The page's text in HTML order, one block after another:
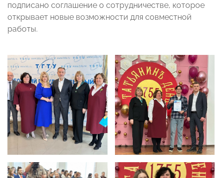
подписано соглашение о сотрудничестве, которое
открывает новые возможности для совместной
работы.